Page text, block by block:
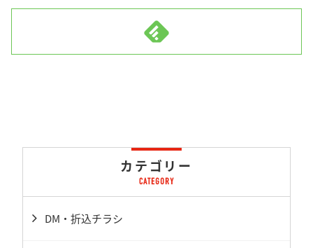
カテゴリー
DM・折込チラシ